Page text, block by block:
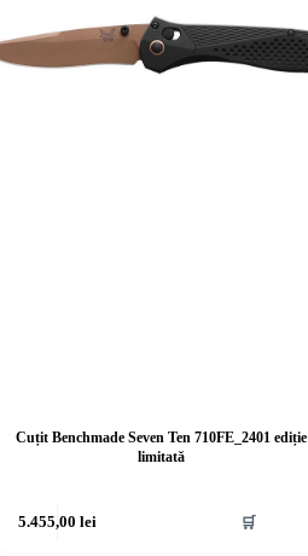
Cuțit Benchmade Seven Ten 710FE_2401 ediție
limitată
5.455,00lei 🛒